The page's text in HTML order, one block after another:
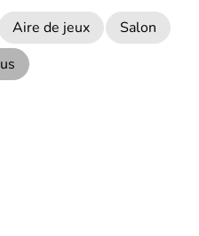
Aire de jeux
Salon